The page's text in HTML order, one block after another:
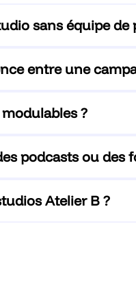
sans équipe de
entre une
?
podcasts ou des
Atelier B ?